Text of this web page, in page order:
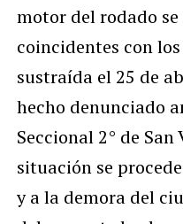
motor del rodado
coincidentes con
sustraída el 25 de
hecho denunciado
Seccional 2° de
situación se
y a la demora del